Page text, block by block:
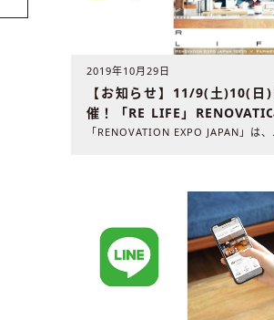
2019年10月29日
【お知らせ】11/9(土)10(日)
催！「RE LIFE」
EXPO JAPAN TOKYO に出展 「